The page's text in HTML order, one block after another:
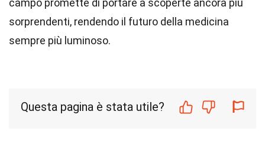
campo promette di portare a scoperte ancora più
sorprendenti, rendendo il futuro della medicina
sempre più luminoso.
Questa pagina è stata utile?